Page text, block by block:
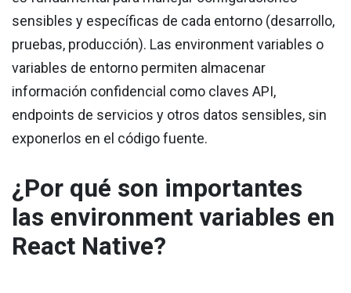
sensibles y específicas de cada entorno (desarrollo,
pruebas, producción). Las environment variables o
variables de entorno permiten almacenar
información confidencial como claves API,
endpoints de servicios y otros datos sensibles, sin
exponerlos en el código fuente.
¿Por qué son importantes
las environment variables en
React Native?